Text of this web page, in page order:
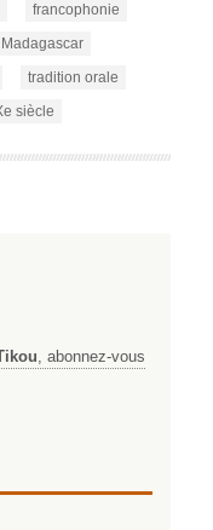
francophonie
Madagascar
tradition orale
siècle
, abonnez-vous